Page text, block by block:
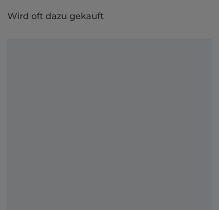
Wird oft dazu gekauft